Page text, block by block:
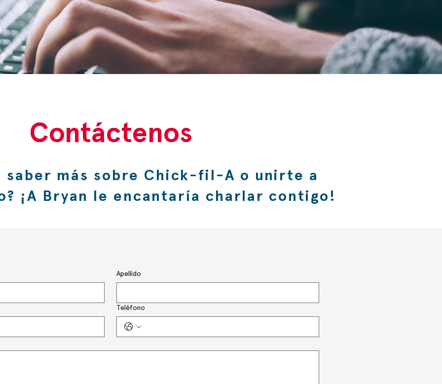
Contáctenos
saber más sobre Chick-fil-A o unirte a
¡A Bryan le encantaría charlar contigo!
Apellido
Teléfono